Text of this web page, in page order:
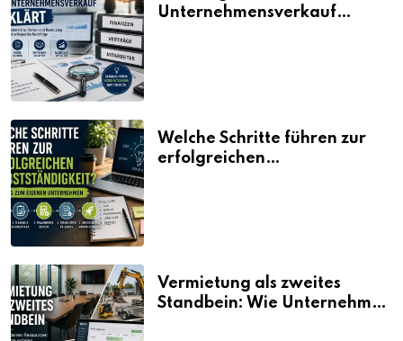
Unternehmensverkauf
Welche Schritte führen zur
erfolgreichen
Vermietung als zweites
Standbein: Wie Unternehmen